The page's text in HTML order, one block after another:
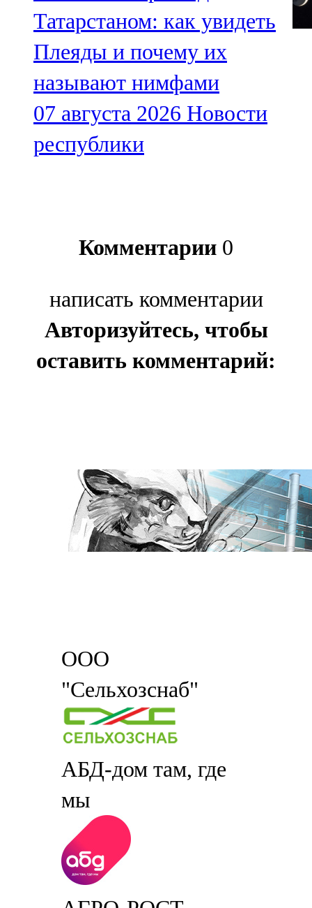
Татарстаном: как увидеть
Плеяды и почему их
называют нимфами
07 августа 2026 Новости
республики
Комментарии 0
написать комментарии
Авторизуйтесь, чтобы
оставить комментарий:
ООО
"Сельхозснаб"
АБД-дом там, где
мы